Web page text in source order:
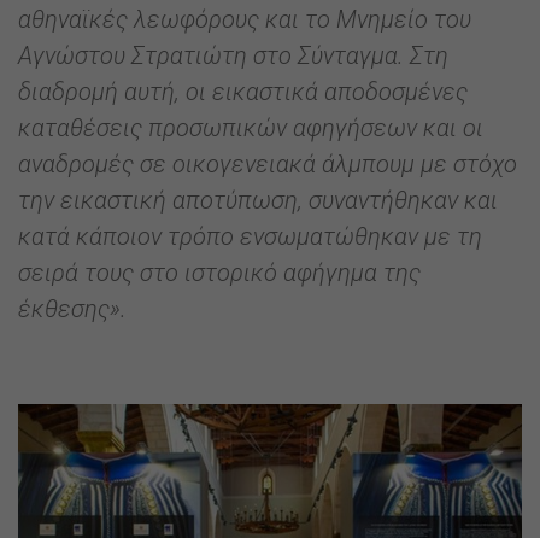
αθηναϊκές λεωφόρους και το Μνημείο του
Αγνώστου Στρατιώτη στο Σύνταγμα. Στη
διαδρομή αυτή, οι εικαστικά αποδοσμένες
καταθέσεις προσωπικών αφηγήσεων και οι
αναδρομές σε οικογενειακά άλμπουμ με στόχο
την εικαστική αποτύπωση, συναντήθηκαν και
κατά κάποιον τρόπο ενσωματώθηκαν με τη
σειρά τους στο ιστορικό αφήγημα της
έκθεσης».